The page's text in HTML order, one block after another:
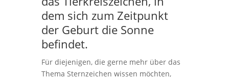
dem sich zum Zeitpunkt
der Geburt die Sonne
befindet.
Für diejenigen, die gerne mehr über das
Thema Sternzeichen wissen möchten,